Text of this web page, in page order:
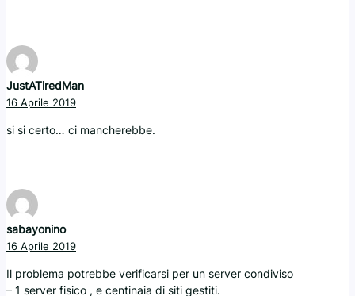
JustATiredMan
16 Aprile 2019
si si certo… ci mancherebbe.
sabayonino
16 Aprile 2019
Il problema potrebbe verificarsi per un server condiviso
– 1 server fisico , e centinaia di siti gestiti.